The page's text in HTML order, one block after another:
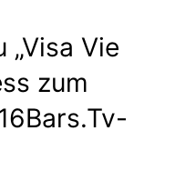
„Visa Vie
zum